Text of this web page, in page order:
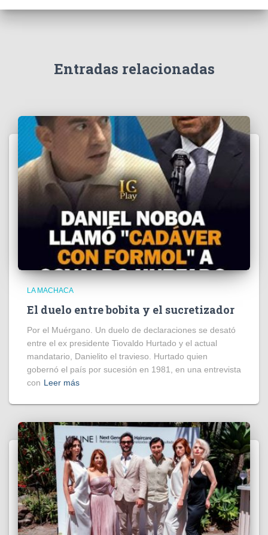
e
Entradas relacionadas
LA MACHACA
El duelo entre bobita y el sucretizador
Por el Muérgano. Un duelo de declaraciones se desató
entre el ex presidente Tiovaldo Hurtado y el actual
mandatario, Danielito el travieso. Hurtado quien
gobernó el país por sucesión en 1981, en una entrevista
con Leer más